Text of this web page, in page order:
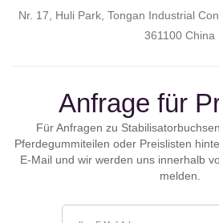
Nr. 17, Huli Park, Tongan Industrial
361100 China
Anfrage für
Für Anfragen zu
Pferdegummiteilen oder Preislisten
E-Mail und wir werden uns innerhalb
melden.